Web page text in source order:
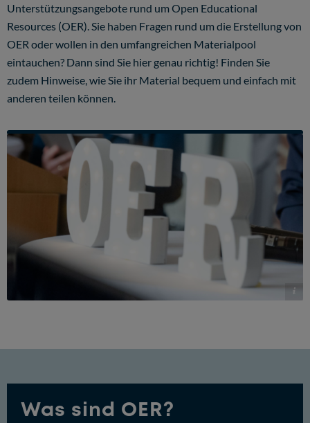
Unterstützungsangebote rund um Open Educational
Resources (OER). Sie haben Fragen rund um die Erstellung von
OER oder wollen in den umfangreichen Materialpool
eintauchen? Dann sind Sie hier genau richtig! Finden Sie
zudem Hinweise, wie Sie ihr Material bequem und einfach mit
anderen teilen können.
© RUB, Marquard
Was sind OER?